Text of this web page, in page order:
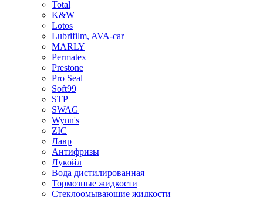
Total
K&W
Lotos
Lubrifilm, AVA-car
MARLY
Permatex
Prestone
Pro Seal
Soft99
STP
SWAG
Wynn's
ZIC
Лавр
Антифризы
Лукойл
Вода дистилированная
Тормозные жидкости
Стеклоомывающие жидкости